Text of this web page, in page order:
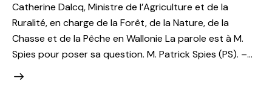
Catherine Dalcq, Ministre de l’Agriculture et de la
Ruralité, en charge de la Forêt, de la Nature, de la
Chasse et de la Pêche en Wallonie La parole est à M.
Spies pour poser sa question. M. Patrick Spies (PS). –…